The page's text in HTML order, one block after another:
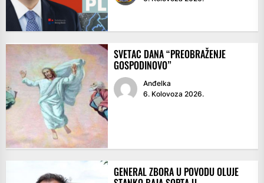
SVETAC DANA “PREOBRAŽENJE
GOSPODINOVO”
Anđelka
6. Kolovoza 2026.
GENERAL ZBORA U POVODU OLUJE